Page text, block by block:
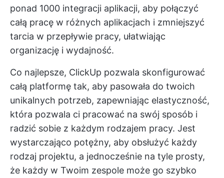
ponad 1000 integracji aplikacji, aby połączyć
całą pracę w różnych aplikacjach i zmniejszyć
tarcia w przepływie pracy, ułatwiając
organizację i wydajność.
Co najlepsze, ClickUp pozwala skonfigurować
całą platformę tak, aby pasowała do twoich
unikalnych potrzeb, zapewniając elastyczność,
która pozwala ci pracować na swój sposób i
radzić sobie z każdym rodzajem pracy. Jest
wystarczająco potężny, aby obsłużyć każdy
rodzaj projektu, a jednocześnie na tyle prosty,
że każdy w Twoim zespole może go szybko